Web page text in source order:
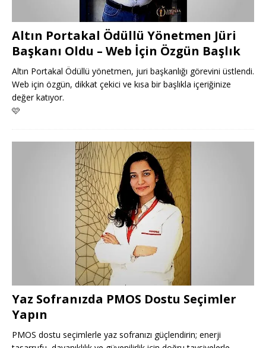
Altın Portakal Ödüllü Yönetmen Jüri
Başkanı Oldu – Web İçin Özgün Başlık
Altın Portakal Ödüllü yönetmen, juri başkanlığı görevini üstlendi.
Web için özgün, dikkat çekici ve kısa bir başlıkla içeriğinize
değer katıyor.
🩷
Yaz Sofranızda PMOS Dostu Seçimler
Yapın
PMOS dostu seçimlerle yaz sofranızı güçlendirin; enerji